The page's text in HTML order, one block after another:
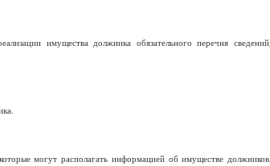
имущества должника обязательного перечня сведений,
могут располагать информацией об имуществе должников,